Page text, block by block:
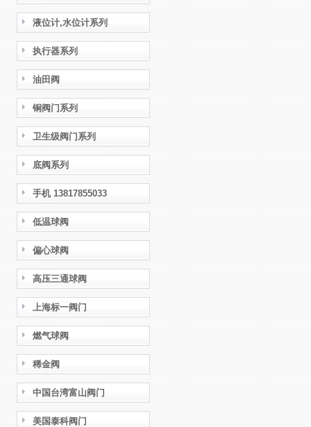
液位计,水位计系列
执行器系列
油田阀
铜阀门系列
卫生级阀门系列
底阀系列
手机 13817855033
低温球阀
偏心球阀
高压三通球阀
上海标一阀门
燃气球阀
稀金阀
中国台湾富山阀门
美国泰科阀门